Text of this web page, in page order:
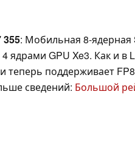
355: Мобильная 8-ядерная
4 ядрами GPU Xe3. Как и в
теперь поддерживает
сведений: Большой